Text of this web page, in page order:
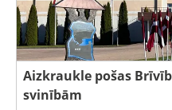
Aizkraukle pošas
svinībām